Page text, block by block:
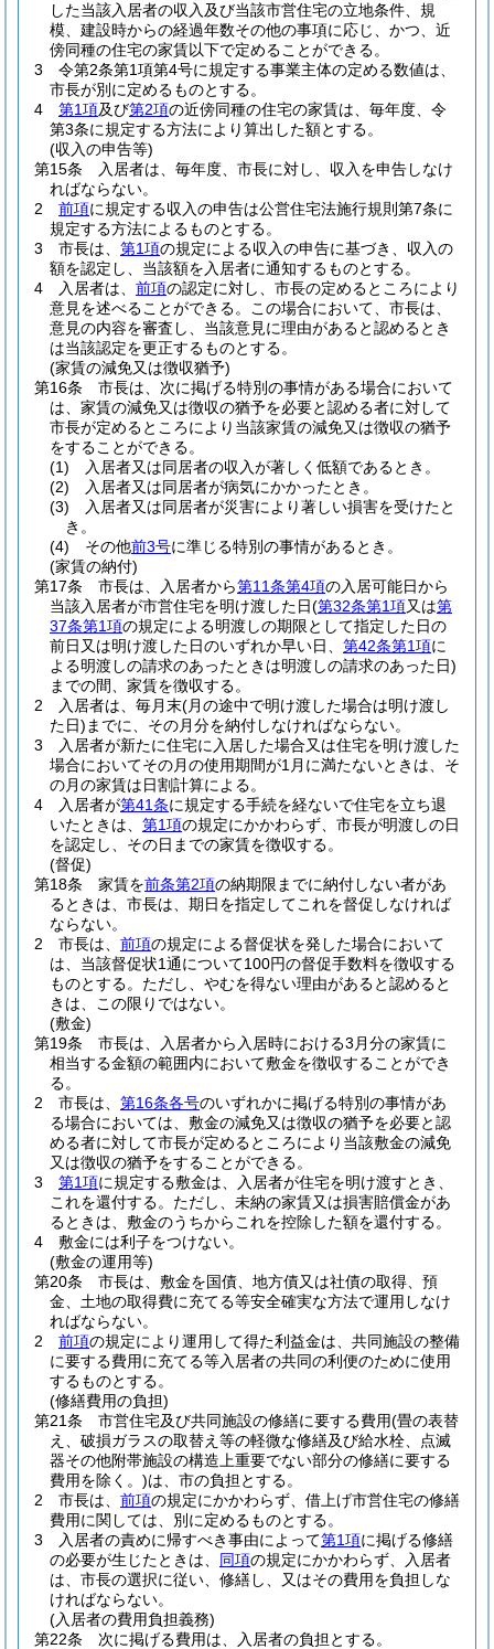
した当該入居者の収入及び当該市営住宅の立地条件、規
模、建設時からの経過年数その他の事項に応じ、かつ、近
傍同種の住宅の家賃以下で定めることができる。
3
令第2条第1項第4号に規定する事業主体の定める数値は、
市長が別に定めるものとする。
4
第1項及び第2項の近傍同種の住宅の家賃は、毎年度、令
第3条に規定する方法により算出した額とする。
(収入の申告等)
第15条
入居者は、毎年度、市長に対し、収入を申告しなけ
ればならない。
2
前項に規定する収入の申告は公営住宅法施行規則第7条に
規定する方法によるものとする。
3
市長は、 第1項の規定による収入の申告に基づき、収入の
額を認定し、当該額を入居者に通知するものとする。
4
入居者は、 前項の認定に対し、市長の定めるところにより
意見を述べることができる。
この場合において、市長は、
意見の内容を審査し、当該意見に理由があると認めるとき
は当該認定を更正するものとする。
(家賃の減免又は徴収猶予)
第16条
市長は、次に掲げる特別の事情がある場合において
は、家賃の減免又は徴収の猶予を必要と認める者に対して
市長が定めるところにより当該家賃の減免又は徴収の猶予
をすることができる。
(1)
入居者又は同居者の収入が著しく低額であるとき。
(2)
入居者又は同居者が病気にかかったとき。
(3)
入居者又は同居者が災害により著しい損害を受けたと
き。
(4)
その他前3号に準じる特別の事情があるとき。
(家賃の納付)
第17条
市長は、入居者から第11条第4項の入居可能日から
当該入居者が市営住宅を明け渡した日(第32条第1項又は第
37条第1項の規定による明渡しの期限として指定した日の
前日又は明け渡した日のいずれか早い日、 第42条第1項に
よる明渡しの請求のあったときは明渡しの請求のあった日)
までの間、家賃を徴収する。
2
入居者は、毎月末(月の途中で明け渡した場合は明け渡し
た日) までに、その月分を納付しなければならない。
3
入居者が新たに住宅に入居した場合又は住宅を明け渡した
場合においてその月の使用期間が1月に満たないときは、そ
の月の家賃は日割計算による。
4
入居者が第41条に規定する手続を経ないで住宅を立ち退
いたときは、 第1項の規定にかかわらず、市長が明渡しの日
を認定し、その日までの家賃を徴収する。
(督促)
第18条
家賃を前条第2項の納期限までに納付しない者があ
るときは、市長は、期日を指定してこれを督促しなければ
ならない。
2
市長は、 前項の規定による督促状を発した場合において
は、当該督促状1通について100円の督促手数料を徴収する
ものとする。 ただし、やむを得ない理由があると認めると
きは、この限りではない。
(敷金)
第19条
市長は、入居者から入居時における3月分の家賃に
相当する金額の範囲内において敷金を徴収することができ
る。
2
市長は、 第16条各号のいずれかに掲げる特別の事情があ
る場合においては、敷金の減免又は徴収の猶予を必要と認
める者に対して市長が定めるところにより当該敷金の減免
又は徴収の猶予をすることができる。
3
第1項に規定する敷金は、入居者が住宅を明け渡すとき、
これを還付する。 ただし、未納の家賃又は損害賠償金があ
るときは、敷金のうちからこれを控除した額を還付する。
4
敷金には利子をつけない。
(敷金の運用等)
第20条
市長は、敷金を国債、地方債又は社債の取得、預
金、土地の取得費に充てる等安全確実な方法で運用しなけ
ればならない。
2
前項の規定により運用して得た利益金は、共同施設の整備
に要する費用に充てる等入居者の共同の利便のために使用
するものとする。
(修繕費用の負担)
第21条
市営住宅及び共同施設の修繕に要する費用(畳の表替
え、破損ガラスの取替え等の軽微な修繕及び給水栓、点滅
器その他附帯施設の構造上重要でない部分の修繕に要する
費用を除く。)は、市の負担とする。
2
市長は、 前項の規定にかかわらず、借上げ市営住宅の修繕
費用に関しては、別に定めるものとする。
3
入居者の責めに帰すべき事由によって第1項に掲げる修繕
の必要が生じたときは、 同項の規定にかかわらず、入居者
は、市長の選択に従い、修繕し、又はその費用を負担しな
ければならない。
(入居者の費用負担義務)
第22条
次に掲げる費用は、入居者の負担とする。